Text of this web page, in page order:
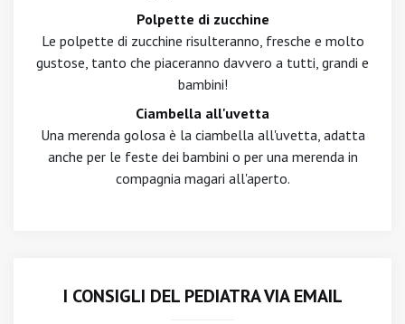
Polpette di zucchine
Le polpette di zucchine risulteranno, fresche e molto
gustose, tanto che piaceranno davvero a tutti, grandi e
bambini!
Ciambella all'uvetta
Una merenda golosa è la ciambella all'uvetta, adatta
anche per le feste dei bambini o per una merenda in
compagnia magari all'aperto.
I CONSIGLI DEL PEDIATRA VIA EMAIL